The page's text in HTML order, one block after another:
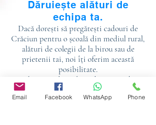
Dăruiește alături de
echipa ta.
Dacă dorești să pregătești cadouri de
Crăciun pentru o școală din mediul rural,
alături de colegii de la birou sau de
prietenii tai, noi îți oferim această
posibilitate.
Alege una din cele 41 de unități de
învățământ din lista noastră, scoli sau
grădinițe.
Email Facebook WhatsApp Phone